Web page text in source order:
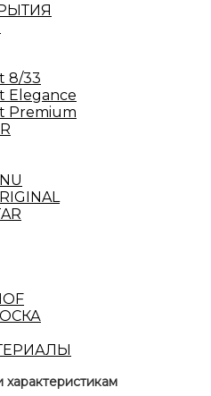
8/33
Elegance
Premium